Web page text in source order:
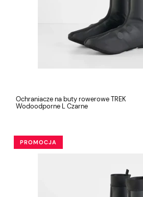
Ochraniacze na buty rowerowe TREK
Wodoodporne L Czarne
PROMOCJA